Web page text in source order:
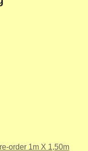
order 1m X 1,50m